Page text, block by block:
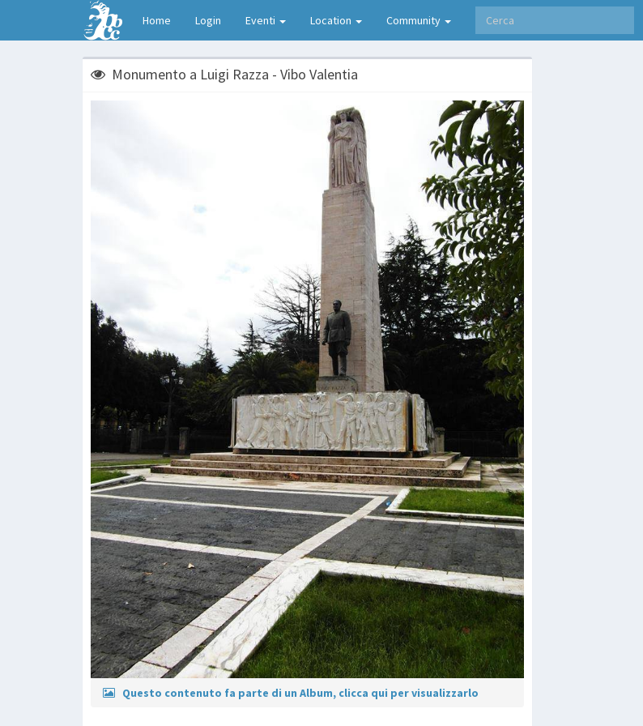
Home Login Eventi Location Community
Monumento a Luigi Razza - Vibo Valentia
Questo contenuto fa parte di un Album, clicca qui per visualizzarlo